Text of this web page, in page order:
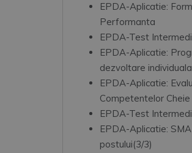
EPDA-Aplicatie:
Performanta
EPDA-Test
EPDA-Aplicatie:
dezvoltare individuala
EPDA-Aplicatie:
Competentelor Cheie
EPDA-Test
EPDA-Aplicatie:
postului(3/3)